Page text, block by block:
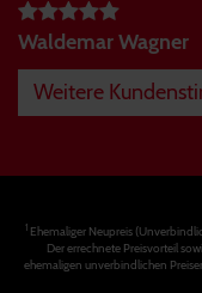
Waldemar Wagner
Weitere
1Ehemaliger Neupreis
Der errechnete Preisvorteil
ehemaligen unverbindlichen